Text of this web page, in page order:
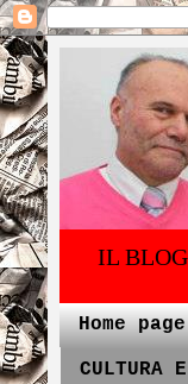
IL
Home page
CULTURA